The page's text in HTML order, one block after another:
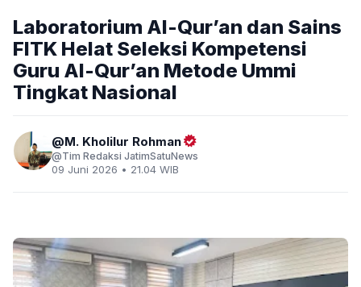
Laboratorium Al-Qur’an dan Sains
FITK Helat Seleksi Kompetensi
Guru Al-Qur’an Metode Ummi
Tingkat Nasional
M. Kholilur Rohman
Tim Redaksi JatimSatuNews
09 Juni 2026 • 21.04 WIB